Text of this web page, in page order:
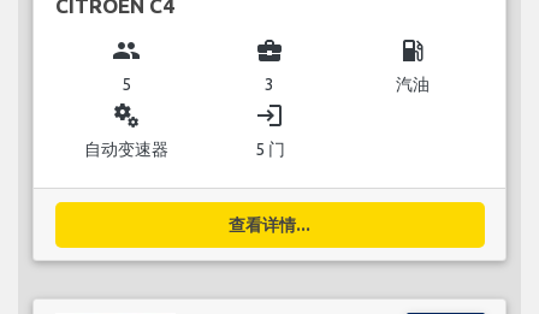
CITROEN C4
group
5
business_center
3
local_gas_station
汽油
miscellaneous_services
自动变速器
login
5 门
查看详情...